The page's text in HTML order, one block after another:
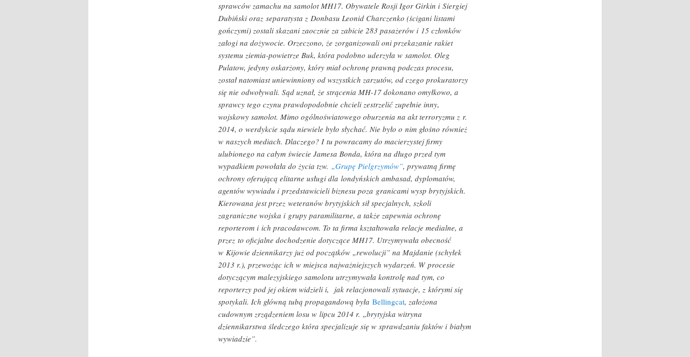
sprawców zamachu na samolot MH17. Obywatele Rosji Igor Girkin i Siergiej
Dubiński oraz separatysta z Donbasu Leonid Charczenko (ścigani listami
gończymi) zostali skazani zaocznie za zabicie 283 pasażerów i 15 członków
załogi na dożywocie. Orzeczono, że zorganizowali oni przekazanie rakiet
systemu ziemia-powietrze Buk, która podobno uderzyła w samolot. Oleg
Pulatow, jedyny oskarżony, który miał ochronę prawną podczas procesu,
został natomiast uniewinniony od wszystkich zarzutów, od czego prokuratorzy
się nie odwoływali. Sąd uznał, że strącenia MH-17 dokonano omyłkowo, a
sprawcy tego czynu prawdopodobnie chcieli zestrzelić zupełnie inny,
wojskowy samolot. Mimo ogólnoświatowego oburzenia na akt terroryzmu z r.
2014, o werdykcie sądu niewiele było słychać. Nie było o nim głośno również
w naszych mediach. Dlaczego? I tu powracamy do macierzystej firmy
ulubionego na całym świecie Jamesa Bonda, która na długo przed tym
wypadkiem powołała do życia tzw. „Grupę Pielgrzymów”, prywatną firmę
ochrony oferującą elitarne usługi dla londyńskich ambasad, dyplomatów,
agentów wywiadu i przedstawicieli biznesu poza granicami wysp brytyjskich.
Kierowana jest przez weteranów brytyjskich sił specjalnych, szkoli
zagraniczne wojska i grupy paramilitarne, a także zapewnia ochronę
reporterom i ich pracodawcom. To ta firma kształtowała relacje medialne, a
przez to oficjalne dochodzenie dotyczące MH17. Utrzymywała obecność
w Kijowie dziennikarzy już od początków „rewolucji” na Majdanie (schyłek
2013 r.), przewożąc ich w miejsca najważniejszych wydarzeń. W procesie
dotyczącym malezyjskiego samolotu utrzymywała kontrolę nad tym, co
reporterzy pod jej okiem widzieli i, jak relacjonowali sytuacje, z którymi się
spotykali. Ich główną tubą propagandową była Bellingcat, założona
cudownym zrządzeniem losu w lipcu 2014 r. „brytyjska witryna
dziennikarstwa śledczego która specjalizuje się w sprawdzaniu faktów i białym
wywiadzie”.